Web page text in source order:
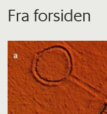
Fra forsiden